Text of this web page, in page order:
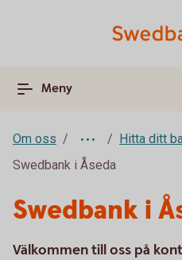
Meny
Om oss
Hitta ditt
Swedbank i Åseda
Swedbank i
Välkommen till oss på